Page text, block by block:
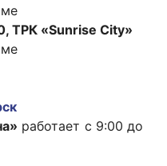
ТРК «Sunrise City»
работает с 9:00 до